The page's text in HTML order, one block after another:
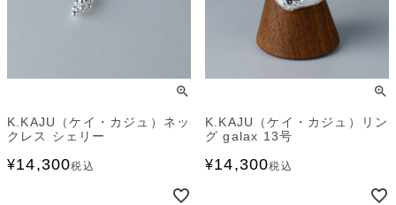
K.KAJU（ケイ・カジュ）ネッ
クレス シェリー
¥14,300税込
K.KAJU（ケイ・カジュ）リン
グ galax 13号
¥14,300税込